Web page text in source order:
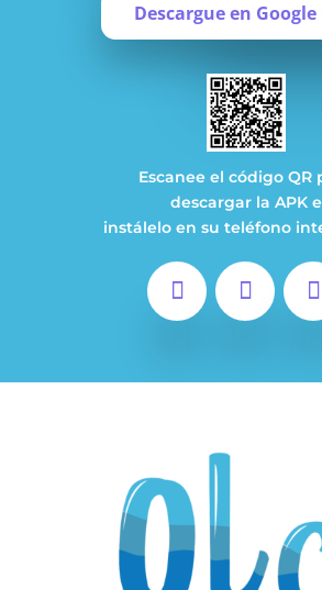
Descargue en Google
Escanee el código QR
descargar la APK e
instálelo en su teléfono